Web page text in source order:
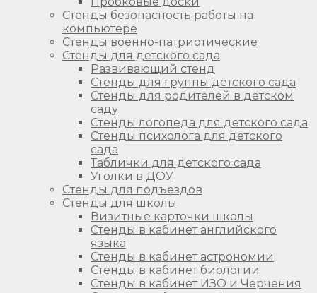
Стенды безопасность работы на
компьютере
Стенды военно-патриотические
Стенды для детского сада
Развивающий стенд
Стенды для группы детского сада
Стенды для родителей в детском
саду
Стенды логопеда для детского сада
Стенды психолога для детского
сада
Таблички для детского сада
Уголки в ДОУ
Стенды для подъездов
Стенды для школы
Визитные карточки школы
Стенды в кабинет английского
языка
Стенды в кабинет астрономии
Стенды в кабинет биологии
Стенды в кабинет ИЗО и Черчения